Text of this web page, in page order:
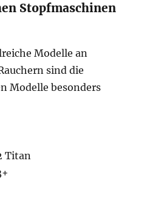
Stopfmaschinen
Modelle an
sind die
Modelle besonders
Titan